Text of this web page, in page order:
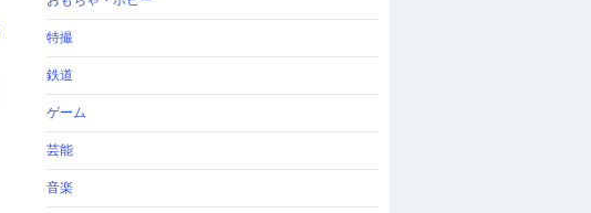
特撮
鉄道
ゲーム
芸能
音楽